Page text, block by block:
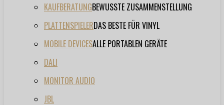
KAUFBERATUNGBEWUSSTE ZUSAMMENSTELLUNG
PLATTENSPIELERDAS BESTE FÜR VINYL
MOBILE DEVICESALLE PORTABLEN GERÄTE
DALI
MONITOR AUDIO
JBL